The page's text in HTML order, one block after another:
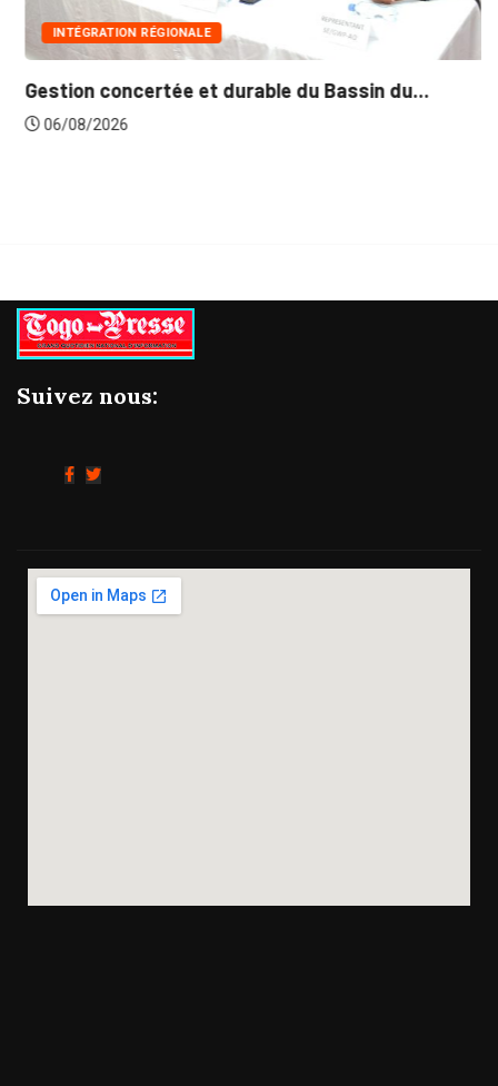
INTÉGRATION RÉGIONALE
Gestion concertée et durable du Bassin du...
06/08/2026
Suivez nous: